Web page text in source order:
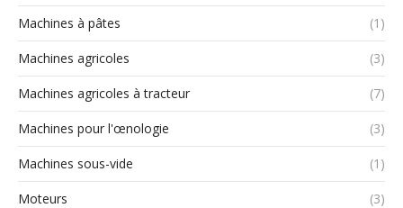
Machines à pâtes (1)
Machines agricoles (3)
Machines agricoles à tracteur (7)
Machines pour l'œnologie (3)
Machines sous-vide (1)
Moteurs (3)